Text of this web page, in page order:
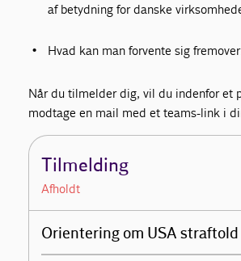
af betydning for danske
Hvad kan man forvente sig fremover.
Når du tilmelder dig, vil du indenfor et
modtage en mail med et teams-link i
Tilmelding
Afholdt
Orientering om USA straftold